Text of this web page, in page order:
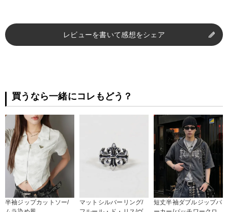
レビューを書いて感想をシェア
買うなら一緒にコレもどう？
半袖ジップカットソー/
マットシルバーリング/
短丈半袖ダブルジップパ